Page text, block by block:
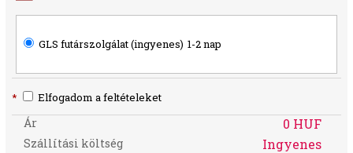
GLS futárszolgálat (ingyenes) 1-2 nap
* Elfogadom a feltételeket
Ár 0 HUF
Szállítási költség Ingyenes